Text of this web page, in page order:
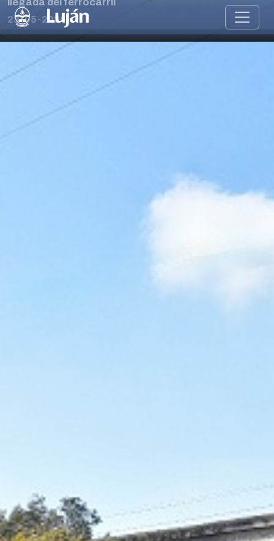
23-05-2026